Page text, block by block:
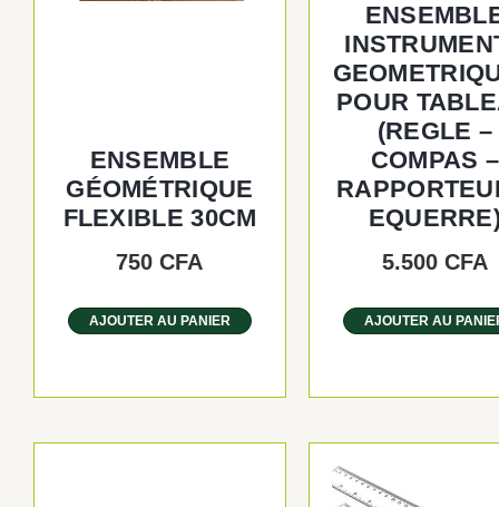
ENSEMBLE
GÉOMÉTRIQUE
FLEXIBLE 30CM
750CFA
AJOUTER AU PANIER
POUR
(REGLE –
COMPAS –
5.500 CFA
AJOUTER AU